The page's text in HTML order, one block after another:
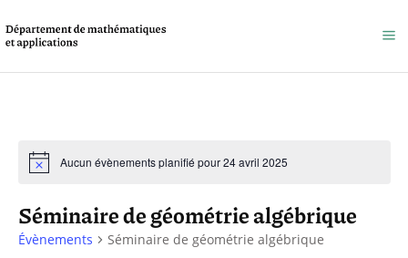
Aucun évènements planifié pour 24 avril 2025
Séminaire de géométrie algébrique
Évènements Séminaire de géométrie algébrique